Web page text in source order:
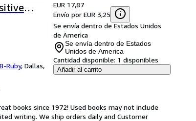
Ruby, Dallas,
EUR 17,87
Envío por EUR 3,25
Se envía dentro de Estados Unidos
de America
Se envía dentro de Estados
Unidos de America
Cantidad disponible: 1 disponibles
Añadir al carrito
books since 1972! Used books may not include
writing. We ship orders daily and Customer